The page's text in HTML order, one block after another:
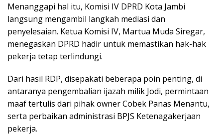
Menanggapi hal itu, Komisi IV DPRD Kota Jambi
langsung mengambil langkah mediasi dan
penyelesaian. Ketua Komisi IV, Martua Muda Siregar,
menegaskan DPRD hadir untuk memastikan hak-hak
pekerja tetap terlindungi.
Dari hasil RDP, disepakati beberapa poin penting, di
antaranya pengembalian ijazah milik Jodi, permintaan
maaf tertulis dari pihak owner Cobek Panas Menantu,
serta perbaikan administrasi BPJS Ketenagakerjaan
pekerja.